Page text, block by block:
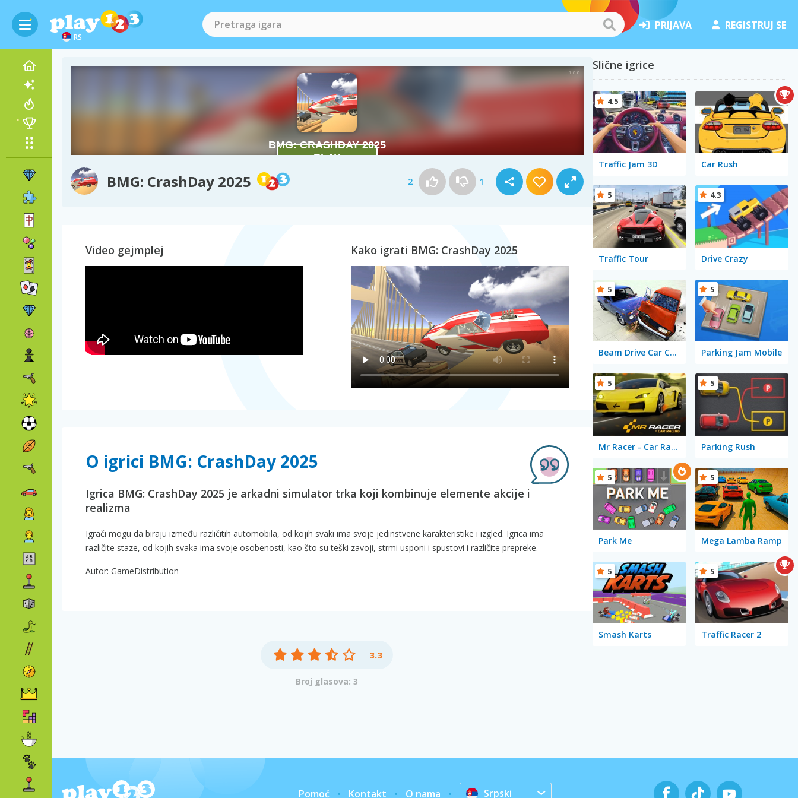
RS
PRIJAVA REGISTRUJ SE
BMG: CrashDay 2025 2 1
Video gejmplej Kako igrati BMG: CrashDay 2025
O igrici BMG: CrashDay 2025
Igrica BMG: CrashDay 2025 je arkadni simulator trka koji kombinuje elemente akcije i
realizma
Igrači mogu da biraju između različitih automobila, od kojih svaki ima svoje jedinstvene karakteristike i izgled. Igrica ima
različite staze, od kojih svaka ima svoje osobenosti, kao što su teški zavoji, strmi usponi i spustovi i različite prepreke.
Autor: GameDistribution
3.3
Broj glasova: 3
Slične igrice
Traffic Jam 3D
4.5
Car Rush
Traffic Tour
5
Drive Crazy
4.3
Beam Drive Car Crash Test Simulator
5
Parking Jam Mobile
5
Mr Racer - Car Racing
5
Parking Rush
5
Park Me
5
Mega Lamba Ramp
5
Smash Karts
5
Traffic Racer 2
5
Pomoć Kontakt O nama Srpski